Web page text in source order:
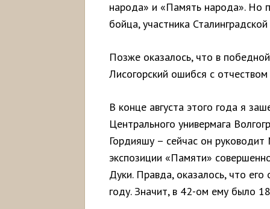
народа» и «Память народа». Но
бойца, участника
Позже оказалось, что в
Лисогорский ошибся с
В конце августа этого года я
Центрального универмага
Гордияшу – сейчас он
экспозиции «Памяти»
Дуки. Правда, оказалось, что
году. Значит, в 42-ом ему было